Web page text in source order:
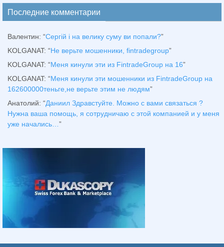
Последние комментарии
Валентин: “Сергій і на велику суму ви попали?”
KOLGANAT: “Не верьте мошенники, fintradegroup”
KOLGANAT: “Меня кинули эти из FintradeGroup на 16”
KOLGANAT: “Меня кинули эти мошенники из FintradeGroup на
162600000теньге,не верьте этим не людям”
Анатолий: “Даниил Здравстуйте. Можно с вами связаться ?
Нужна ваша помощь, я сотрудничаю с этой компанией и у меня
уже начались…”